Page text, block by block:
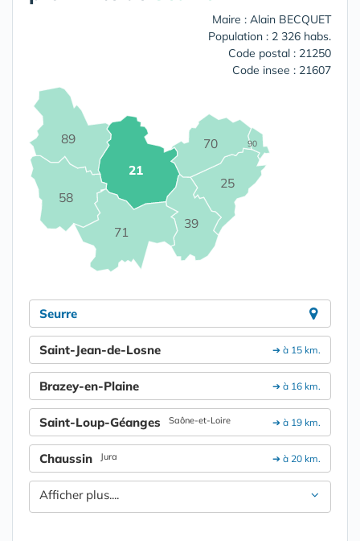
Maire : Alain BECQUET
Population : 2 326 habs.
Code postal : 21250
Code insee : 21607
21
25
39
58
70
71
89 90
Seurre
➔ à 15 km.
Saint-Jean-de-Losne
➔ à 16 km.
Brazey-en-Plaine
➔ à 19 km.
Saint-Loup-Géanges Saône-et-Loire
➔ à 20 km.
Chaussin Jura
Afficher plus....